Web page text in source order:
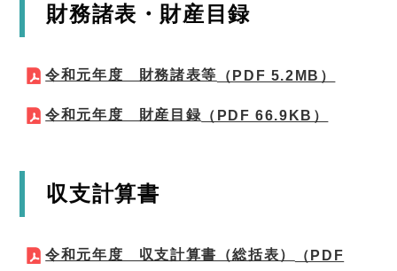
財務諸表・財産目録
令和元年度 財務諸表等 （PDF 5.2MB）
令和元年度 財産目録 （PDF 66.9KB）
収支計算書
令和元年度 収支計算書（総括表）
（PDF